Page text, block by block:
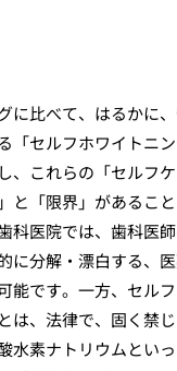
に比べて、はるかに
「セルフホワイトニ
、これらの「セルフ
と「限界」があるこ
科医院では、歯科医
に分解・漂白する、
能です。一方、セル
は、法律で、固く禁
水素ナトリウムとい